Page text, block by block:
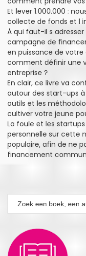
Et lever 1.000.000 :
collecte de fonds et l
À qui faut-il s
campagne de
en puissance de
comment définir une
entreprise ?
En clair, ce livre va
autour des start-ups
outils et les
cultiver votre jeune
La foule et les
personnelle sur cette
populaire, afin de ne
financement